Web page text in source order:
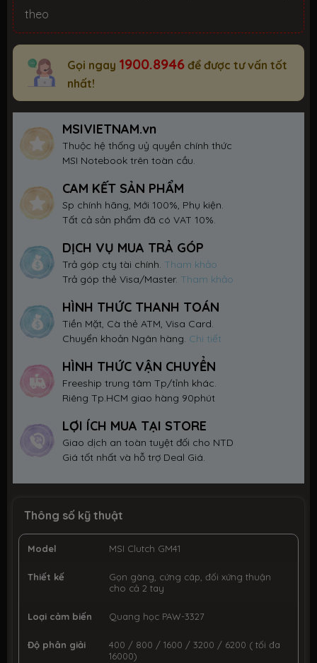
theo
Gọi ngay 1900.8946 để được tư vấn tốt
nhất!
MSIVIETNAM.vn
Thuộc hệ thống uỷ quyền chính thức
MSI Notebook trên toàn cầu.
CAM KẾT SẢN PHẨM
Sp chính hãng, Mới 100%, Phụ kiện.
Tất cả sản phẩm đã có VAT 10%.
DỊCH VỤ MUA TRẢ GÓP
Trả góp cty tài chính. Tham khảo
Trả góp thẻ Visa/Master. Tham khảo
HÌNH THỨC THANH TOÁN
Tiền Mặt, Cà thẻ ATM, Visa Card.
Chuyển khoản Ngân hàng. Chi tiết
HÌNH THỨC VẬN CHUYỂN
Freeship trung tâm Tp/tỉnh khác.
Riêng Tp.HCM giao hàng 90phút
LỢI ÍCH MUA TẠI STORE
Giao dịch an toàn tuyệt đối cho NTD
Giá tốt nhất và hỗ trợ Deal Giá.
Thông số kỹ thuật
Model MSI Clutch GM41
Thiết kế
Gọn gàng, cứng cáp, đối xứng thuận
cho cả 2 tay
Loại cảm biến Quang học PAW-3327
Độ phân giải
400 / 800 / 1600 / 3200 / 6200 ( tối đa
16000)